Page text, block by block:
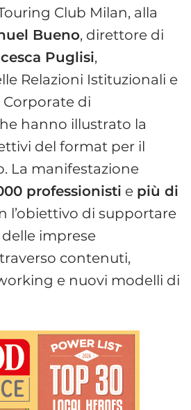
Club Milan, alla
Bueno, direttore di
Puglisi,
Relazioni Istituzionali e
di
hanno illustrato la
del format per il
La manifestazione
professionisti e più di
l’obiettivo di supportare
imprese
contenuti,
e nuovi modelli di